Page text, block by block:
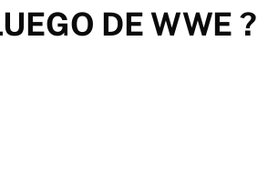
DE WWE ?